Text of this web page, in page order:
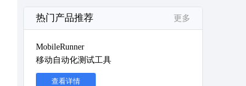
热门产品推荐 更多
MobileRunner
移动自动化测试工具
查看详情